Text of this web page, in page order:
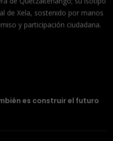
de Xela, sostenido por manos
y participación ciudadana.
es construir el futuro